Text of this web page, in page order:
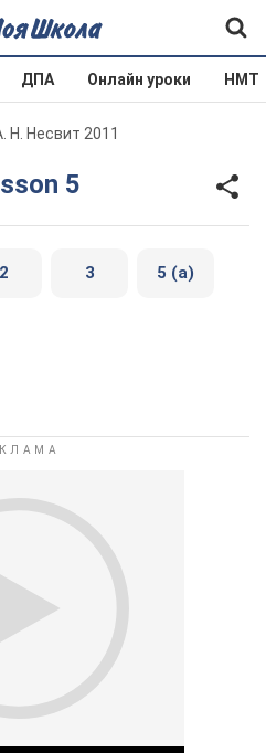
ДПА Онлайн уроки НМТ
Н. Несвит 2011
5
2 3 5 (a)